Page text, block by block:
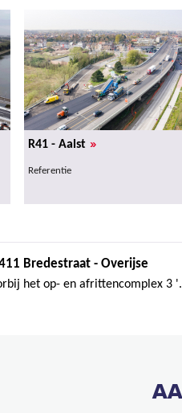
R41 - Aalst »
Referentie
Bredestraat - Overijse
het op- en afrittencomplex 3